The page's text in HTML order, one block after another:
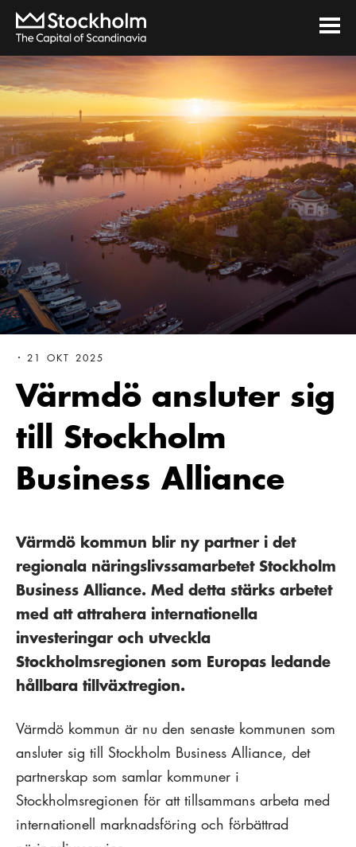
21 OKT 2025
Värmdö ansluter sig
till Stockholm
Business Alliance
Värmdö kommun blir ny partner i det
regionala näringslivssamarbetet Stockholm
Business Alliance. Med detta stärks arbetet
med att attrahera internationella
investeringar och utveckla
Stockholmsregionen som Europas ledande
hållbara tillväxtregion.
Värmdö kommun är nu den senaste kommunen som
ansluter sig till Stockholm Business Alliance, det
partnerskap som samlar kommuner i
Stockholmsregionen för att tillsammans arbeta med
internationell marknadsföring och förbättrad